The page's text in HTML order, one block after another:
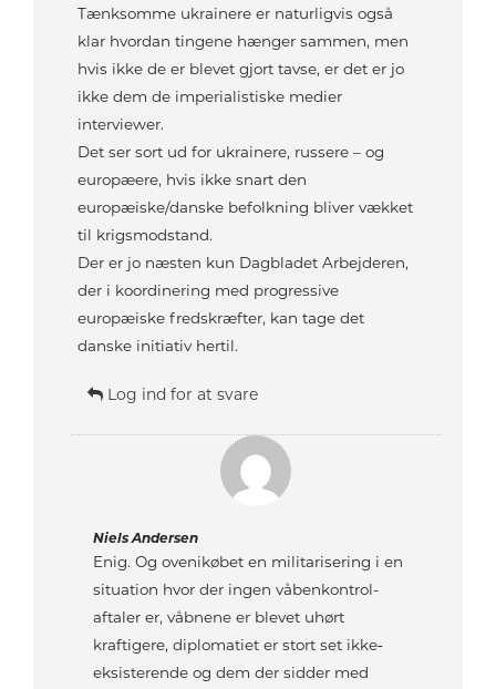
Tænksomme ukrainere er naturligvis også
klar hvordan tingene hænger sammen, men
hvis ikke de er blevet gjort tavse, er det er jo
ikke dem de imperialistiske medier
interviewer.
Det ser sort ud for ukrainere, russere – og
europæere, hvis ikke snart den
europæiske/danske befolkning bliver vækket
til krigsmodstand.
Der er jo næsten kun Dagbladet Arbejderen,
der i koordinering med progressive
europæiske fredskræfter, kan tage det
danske initiativ hertil.
Log ind for at svare
Niels Andersen
Enig. Og ovenikøbet en militarisering i en
situation hvor der ingen våbenkontrol-
aftaler er, våbnene er blevet uhørt
kraftigere, diplomatiet er stort set ikke‐
eksisterende og dem der sidder med